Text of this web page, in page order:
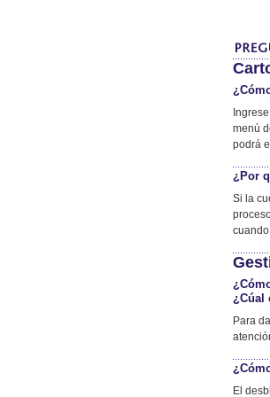
menú
podrá
¿Por
Si la
¿Cúal
Para
El